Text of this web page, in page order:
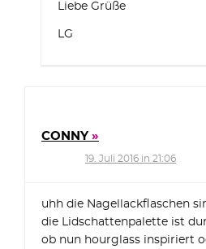
Liebe Grüße
LG
CONNY
19. Juli 2016 in 21:06
uhh die Nagellackflaschen
die Lidschattenpalette ist
ob nun hourglass inspiriert